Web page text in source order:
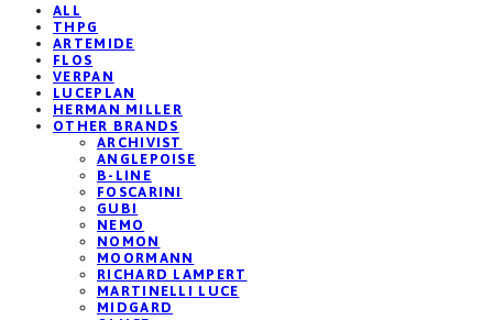
ALL
THPG
ARTEMIDE
FLOS
VERPAN
LUCEPLAN
HERMAN MILLER
OTHER BRANDS
ARCHIVIST
ANGLEPOISE
B-LINE
FOSCARINI
GUBI
NEMO
NOMON
MOORMANN
RICHARD LAMPERT
MARTINELLI LUCE
MIDGARD